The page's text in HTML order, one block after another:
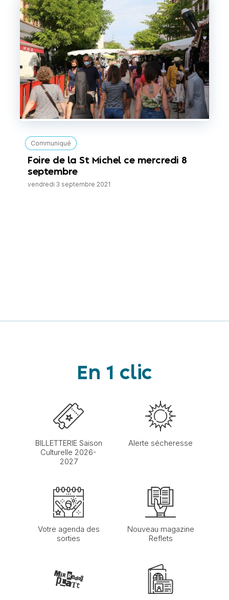
Communiqué
Foire de la St Michel ce mercredi 8
septembre
vendredi 3 septembre 2021
En 1 clic
BILLETTERIE Saison
Culturelle 2026-
2027
Alerte sécheresse
Votre agenda des
sorties
Nouveau magazine
Reflets